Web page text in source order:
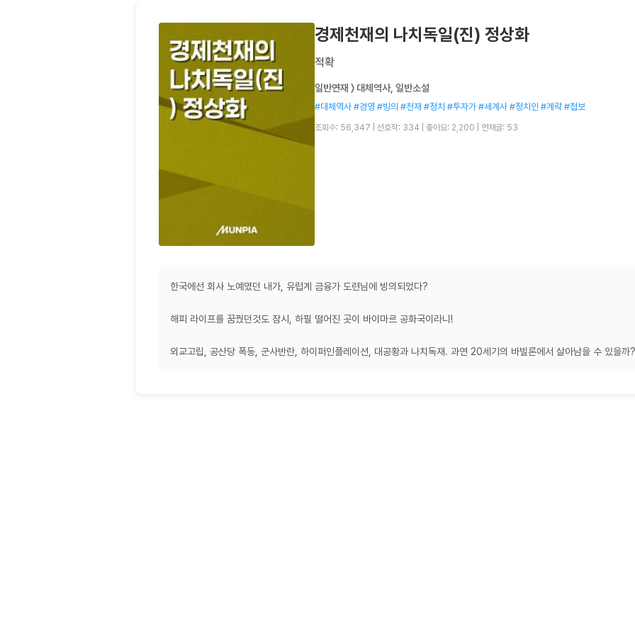
경제천재의 나치독일(진) 정상화
적확
일반연재 〉 대체역사, 일반소설
#대체역사 #경영 #빙의 #천재 #정치 #투자가 #세계사 #정치인 #계략 #첩보
조회수: 56,347 선호작: 334 좋아요: 2,200 연재글: 53
한국에선 회사 노예였던 내가, 유럽계 금융가 도련님에 빙의되었다?
해피 라이프를 꿈꿨던것도 잠시, 하필 떨어진 곳이 바이마르 공화국이라니!
외교고립, 공산당 폭동, 군사반란, 하이퍼인플레이션, 대공황과 나치독재. 과연 20세기의 바빌론에서 살아남을 수 있을까?